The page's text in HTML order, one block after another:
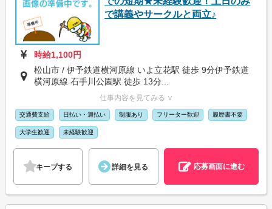
で講義やサークルと両立♪
時給1,100円
松山市 / 伊予鉄道横河原線 いよ立花駅 徒歩 9分伊予鉄道
横河原線 石手川公園駅 徒歩 13分...
仕事内容を見てみる ∨
交通費支給 日払い・週払い 制服あり フリーター歓迎 履歴書不要
大学生歓迎 未経験歓迎
キープする 詳細を見る 応募画面に進む